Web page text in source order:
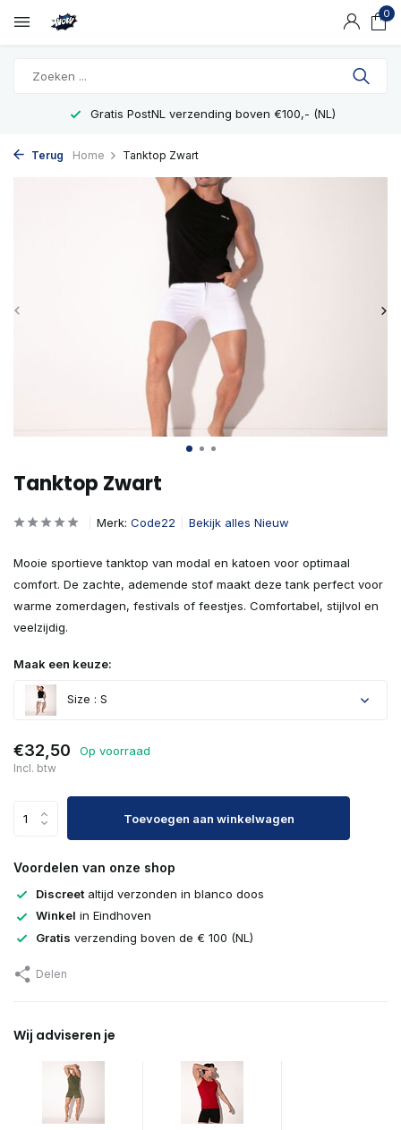
0
Gratis PostNL verzending boven €100,- (NL)
Terug Home Tanktop Zwart
Tanktop Zwart
Merk: Code22 Bekijk alles Nieuw
Mooie sportieve tanktop van modal en katoen voor optimaal
comfort. De zachte, ademende stof maakt deze tank perfect voor
warme zomerdagen, festivals of feestjes. Comfortabel, stijlvol en
veelzijdig.
Maak een keuze:
Size : S
€32,50 Op voorraad
Incl. btw
Toevoegen aan winkelwagen
Voordelen van onze shop
Discreet altijd verzonden in blanco doos
Winkel in Eindhoven
Gratis verzending boven de € 100 (NL)
Delen
Wij adviseren je